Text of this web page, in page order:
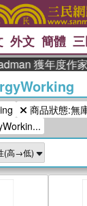
熱搜： 東野圭
父親節 、 如
推薦 、 國際
念華
孩：黎曼猜想
外文 簡體
獲年度作
商品狀態:無